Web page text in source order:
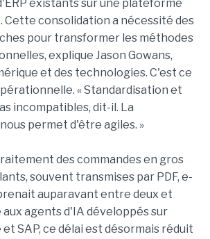
existants sur une plateforme
Cette consolidation a nécessité des
pour transformer les méthodes
explique Jason Gowans,
et des technologies. C'est ce
« Standardisation et
incompatibles, dit-il. La
permet d'être agiles. »
des commandes en gros
souvent transmises par PDF, e-
auparavant entre deux et
aux agents d'IA développés sur
SAP, ce délai est désormais réduit